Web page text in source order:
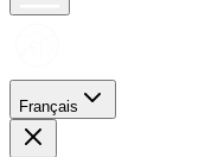
Français